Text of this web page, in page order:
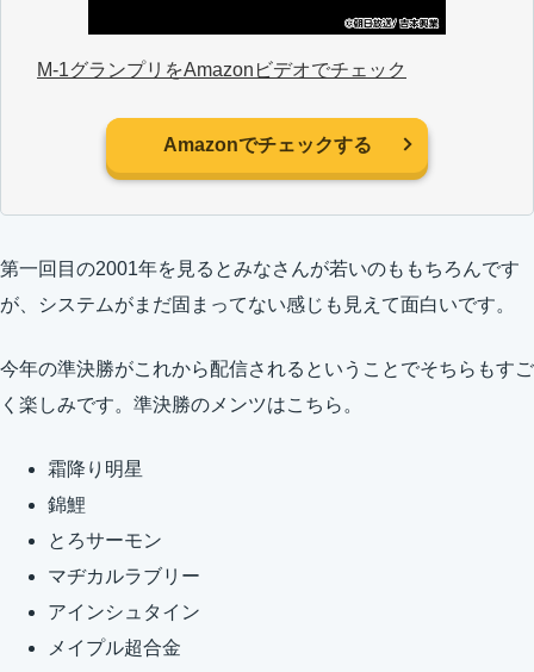
M-1グランプリをAmazonビデオでチェック
Amazonでチェックする
第一回目の2001年を見るとみなさんが若いのももちろんです
が、システムがまだ固まってない感じも見えて面白いです。
今年の準決勝がこれから配信されるということでそちらもすご
く楽しみです。準決勝のメンツはこちら。
霜降り明星
錦鯉
とろサーモン
マヂカルラブリー
アインシュタイン
メイプル超合金